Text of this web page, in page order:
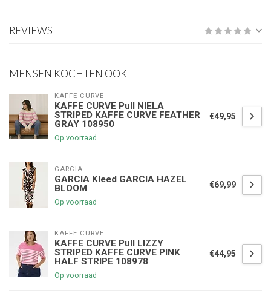
REVIEWS
MENSEN KOCHTEN OOK
KAFFE CURVE
KAFFE CURVE Pull NIELA
STRIPED KAFFE CURVE FEATHER
GRAY 108950
Op voorraad
€49,95
GARCIA
GARCIA Kleed GARCIA HAZEL
BLOOM
Op voorraad
€69,99
KAFFE CURVE
KAFFE CURVE Pull LIZZY
STRIPED KAFFE CURVE PINK
HALF STRIPE 108978
Op voorraad
€44,95